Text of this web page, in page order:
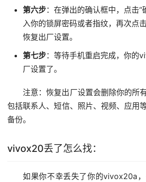
第六步：在弹出的确认框中，点击“
入你的锁屏密码或者指纹，再次点
恢复出厂设置。
第七步：等待手机重启完成，你的
厂设置了。
注意：恢复出厂设置会删除你的所
包括联系人、短信、照片、视频、应用
备份。
vivox20丢了怎么找：
如果你不幸丢失了你的vivox20a